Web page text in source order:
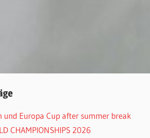
und Europa Cup after summer break
CHAMPIONSHIPS 2026